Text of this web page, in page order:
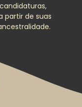
partir de suas